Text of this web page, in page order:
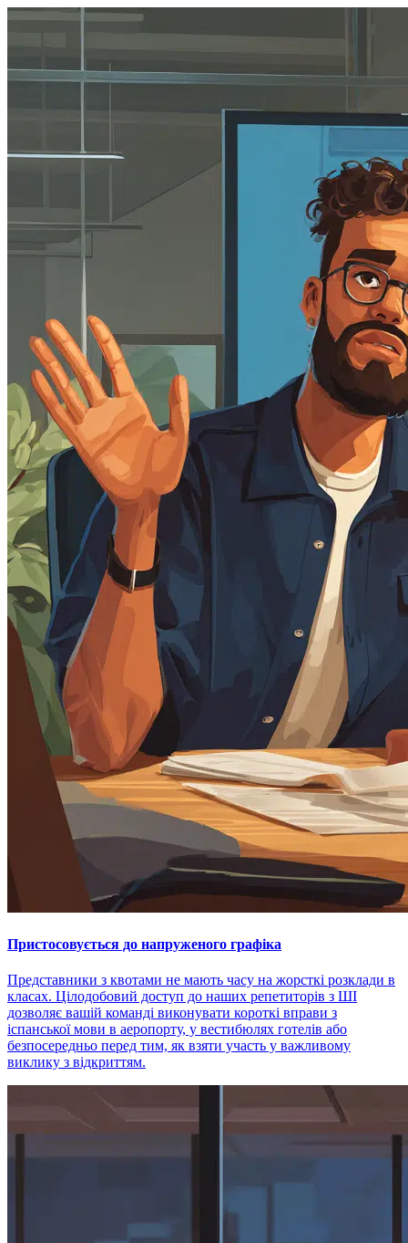
Пристосовується до напруженого графіка
Представники з квотами не мають часу на жорсткі розклади в
класах. Цілодобовий доступ до наших репетиторів з ШІ
дозволяє вашій команді виконувати короткі вправи з
іспанської мови в аеропорту, у вестибюлях готелів або
безпосередньо перед тим, як взяти участь у важливому
виклику з відкриттям.